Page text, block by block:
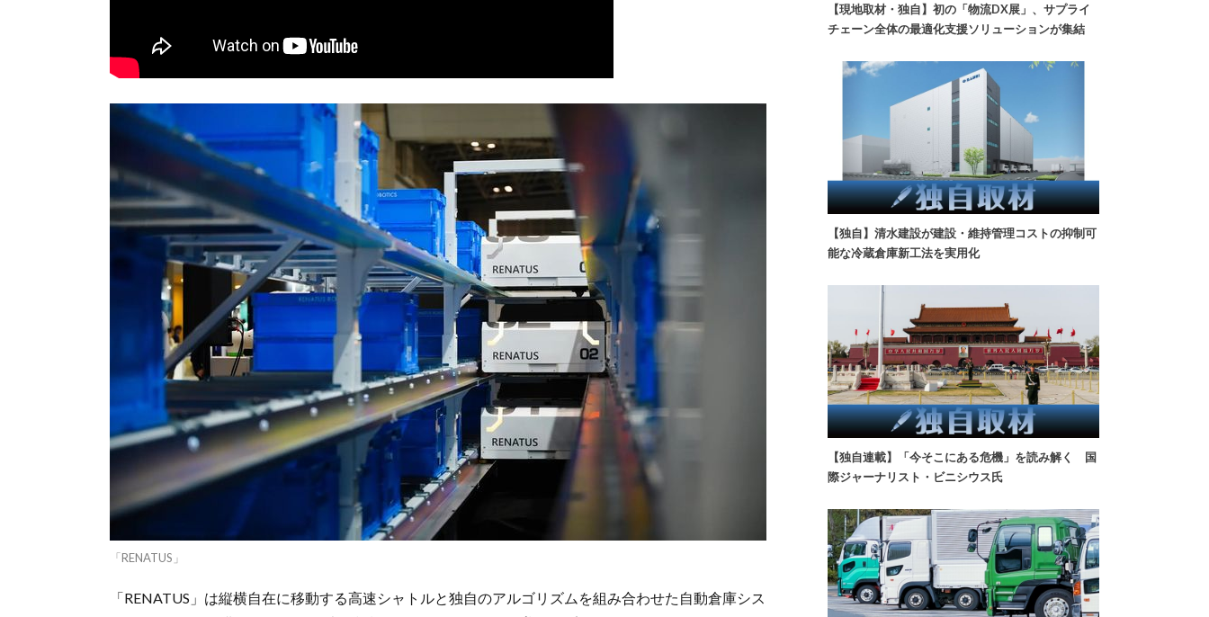
「RENATUS」
「RENATUS」は縦横自在に移動する高速シャトルと独自のアルゴリズムを組み合わせた自動倉庫シス
【現地取材・独自】初の「物流DX展」、サプライ
チェーン全体の最適化支援ソリューションが集結
【独自】清水建設が建設・維持管理コストの抑制可
能な冷蔵倉庫新工法を実用化
【独自連載】「今そこにある危機」を読み解く 国
際ジャーナリスト・ビニシウス氏